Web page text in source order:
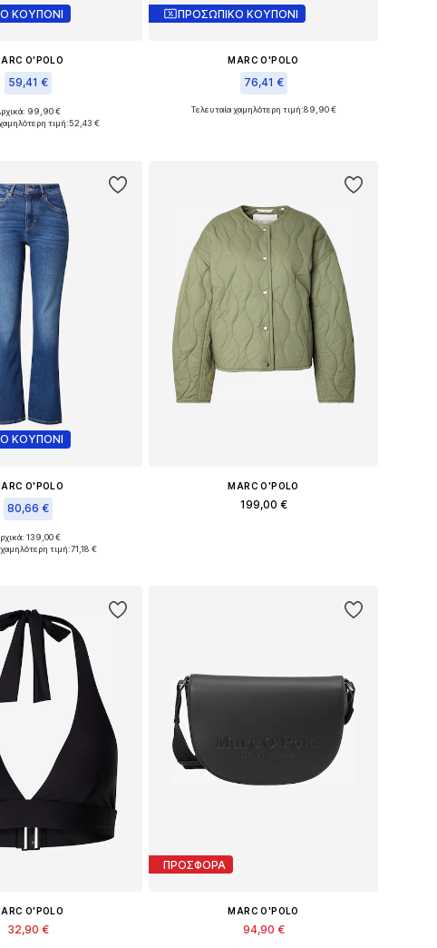
ΚΟΥΠΟΝΙ
O'POLO
59,41 €
μεγέθη: XS, S, M, L, XL
99,90 €
τιμή:52,43 €
ΠΡΟΣΩΠΙΚΟ ΚΟΥΠΟΝΙ
MARC O'POLO
76,41 €
Διαθέσιμα μεγέθη: XS, S, M, L, XL
Τελευταία χαμηλότερη τιμή:89,90 €
ΚΟΥΠΟΝΙ
O'POLO
80,66 €
139,00 €
χαμηλότερη τιμή:71,18 €
MARC O'POLO
199,00 €
O'POLO
32,90 €
ΠΡΟΣΦΟΡΑ
MARC O'POLO
94,90 €